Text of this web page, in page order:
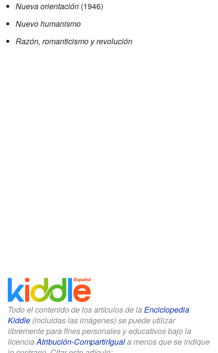
Nueva orientación (1946)
Nuevo humanismo
Razón, romanticismo y revolución
Todo el contenido de los artículos de la Enciclopedia
Kiddle (incluidas las imágenes) se puede utilizar
libremente para fines personales y educativos bajo la
licenciaAtribución-CompartirIguala menos que se indique